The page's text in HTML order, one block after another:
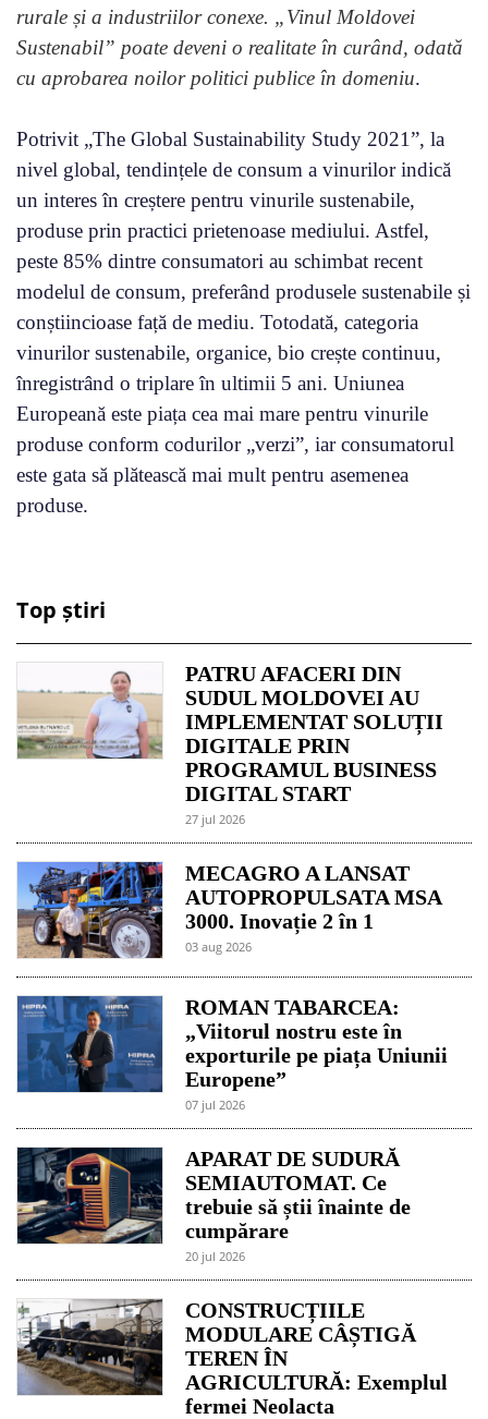
rurale și a industriilor conexe. „Vinul Moldovei
Sustenabil” poate deveni o realitate în curând, odată
cu aprobarea noilor politici publice în domeniu.
Potrivit „The Global Sustainability Study 2021”, la
nivel global, tendințele de consum a vinurilor indică
un interes în creștere pentru vinurile sustenabile,
produse prin practici prietenoase mediului. Astfel,
peste 85% dintre consumatori au schimbat recent
modelul de consum, preferând produsele sustenabile și
conștiincioase față de mediu. Totodată, categoria
vinurilor sustenabile, organice, bio crește continuu,
înregistrând o triplare în ultimii 5 ani. Uniunea
Europeană este piața cea mai mare pentru vinurile
produse conform codurilor „verzi”, iar consumatorul
este gata să plătească mai mult pentru asemenea
produse.
Top știri
PATRU AFACERI DIN
SUDUL MOLDOVEI AU
IMPLEMENTAT SOLUȚII
DIGITALE PRIN
PROGRAMUL BUSINESS
DIGITAL START
27 jul 2026
MECAGRO A LANSAT
AUTOPROPULSATA MSA
3000. Inovație 2 în 1
03 aug 2026
ROMAN TABARCEA:
„Viitorul nostru este în
exporturile pe piața Uniunii
Europene”
07 jul 2026
APARAT DE SUDURĂ
SEMIAUTOMAT. Ce
trebuie să știi înainte de
cumpărare
20 jul 2026
CONSTRUCȚIILE
MODULARE CÂȘTIGĂ
TEREN ÎN
AGRICULTURĂ: Exemplul
fermei Neolacta